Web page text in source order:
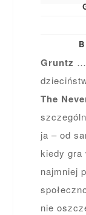
Gruntz …
The
ja – od
kiedy gra
najmniej
nie